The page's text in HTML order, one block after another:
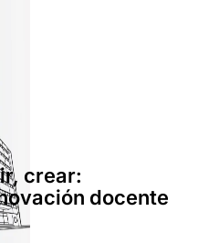
crear:
docente